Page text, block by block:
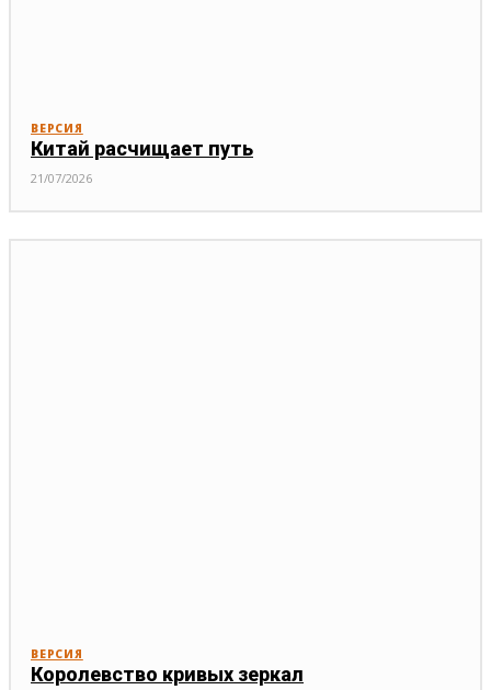
ВЕРСИЯ
Китай расчищает путь
21/07/2026
ВЕРСИЯ
Королевство кривых зеркал